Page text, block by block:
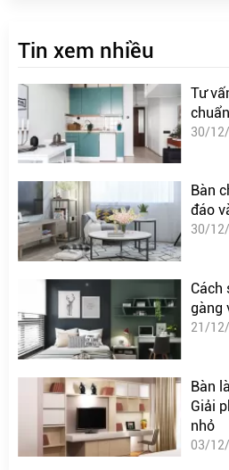
Tin xem nhiều
Tư
30/
Bàn
đáo
30/
Cách
gàng
21/
Bàn
Giải
nhỏ
03/